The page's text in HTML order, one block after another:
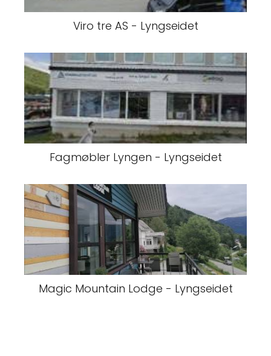
Viro tre AS - Lyngseidet
Fagmøbler Lyngen - Lyngseidet
Magic Mountain Lodge - Lyngseidet